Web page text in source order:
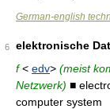
German-english
6
elektronische
f< edv> (meist
Netzwerk) ■
computer system